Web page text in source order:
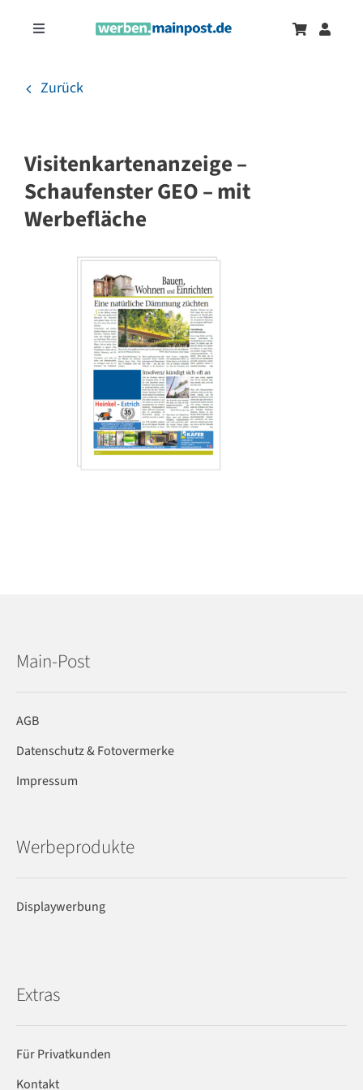
InhaltToggle
Onlinewerbung
Zurück
Visitenkartenanzeige –
Schaufenster GEO – mit
Werbefläche
Main-Post
AGB
Datenschutz & Fotovermerke
Impressum
Werbeprodukte
Displaywerbung
Extras
Für Privatkunden
Kontakt